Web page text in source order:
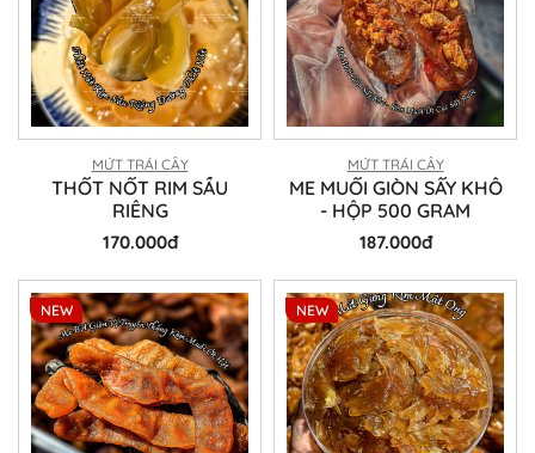
MỨT TRÁI CÂY
THỐT NỐT RIM SẦU
RIÊNG
170.000đ
MỨT TRÁI CÂY
ME MUỐI GIÒN SẤY KHÔ
- HỘP 500 GRAM
187.000đ
NEW NEW